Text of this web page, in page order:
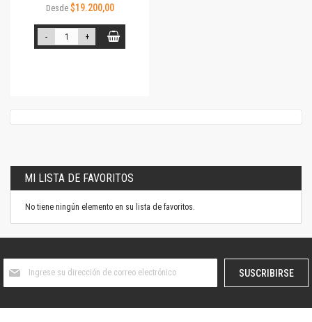
Desde $19.200,00
- +
MI LISTA DE FAVORITOS
No tiene ningún elemento en su lista de favoritos.
boletín
SUSCRIBIRSE